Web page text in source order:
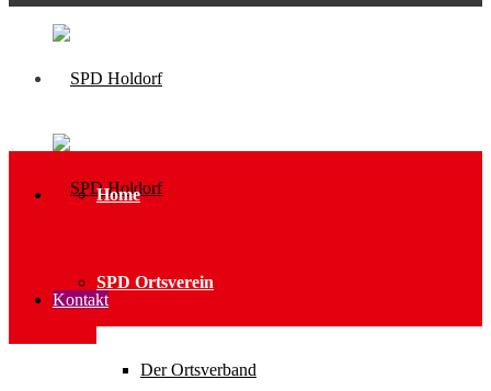
Home
SPD Ortsverein
Der Ortsverband
Kontakt